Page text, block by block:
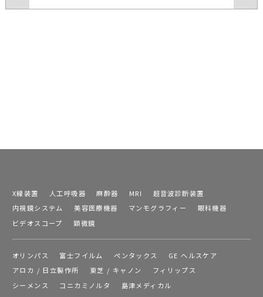
X線装置 人工呼吸器 麻酔器 MRI
超音波診断装置
内視鏡システム
美容医療機器 マンモグラフィー
眼科機器
ビデオスコープ
顕微鏡
オリンパス 富士フイルム ペンタックス
GE ヘルスケア
アロカ / 日立製作所
東芝 / キャノン
フィリップス
シーメンス
コニカミノルタ 島津メディカル